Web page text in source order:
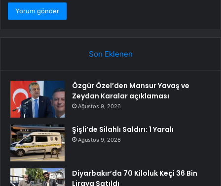
Son Eklenen
Özgür Özel’den Mansur Yavaş ve
Zeydan Karalar açıklaması
Ağustos 9, 2026
Şişli’de Silahlı Saldırı: 1 Yaralı
Ağustos 9, 2026
Diyarbakır’da 70 Kiloluk Keçi 36 Bin
Liraya Satıldı